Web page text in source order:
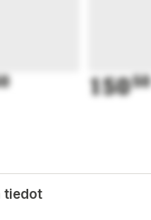
15050
tiedot